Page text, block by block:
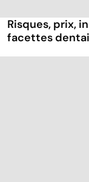
Risques, prix,
facettes